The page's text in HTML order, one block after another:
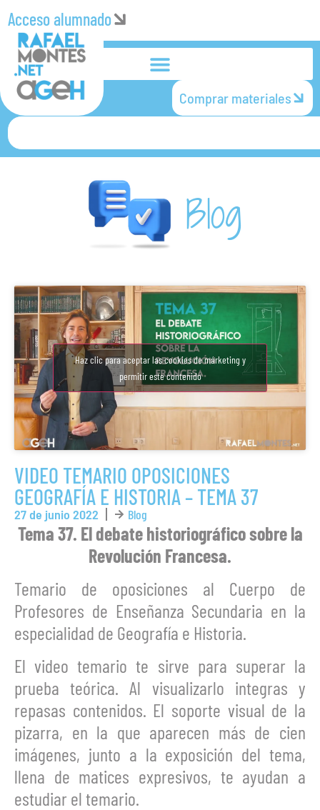
Acceso alumnado
Comprar materiales
Blog
Haz clic para aceptar las cookies de márketing y
permitir este contenido
VIDEO TEMARIO OPOSICIONES
GEOGRAFÍA E HISTORIA – TEMA 37
27 de junio 2022 Blog
Tema 37. El debate historiográfico sobre la
Revolución Francesa.
Temario de oposiciones al Cuerpo de
Profesores de Enseñanza Secundaria en la
especialidad de Geografía e Historia.
El video temario te sirve para superar la
prueba teórica. Al visualizarlo integras y
repasas contenidos. El soporte visual de la
pizarra, en la que aparecen más de cien
imágenes, junto a la exposición del tema,
llena de matices expresivos, te ayudan a
estudiar el temario.